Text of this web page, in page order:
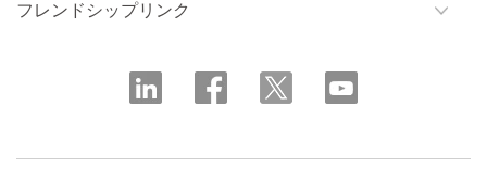
フレンドシップリンク